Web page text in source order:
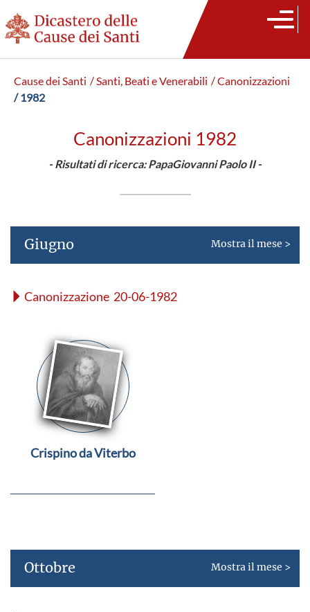
Cause dei Santi / Santi, Beati e Venerabili / Canonizzazioni
/ 1982
Canonizzazioni 1982
- Risultati di ricerca: PapaGiovanni Paolo II -
Giugno Mostra il mese >
Canonizzazione 20-06-1982
Crispino da Viterbo
Ottobre Mostra il mese >